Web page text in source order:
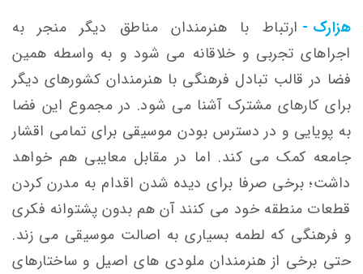
هزارک - ارتباط با هنرمندان مناطق دیگر منجر به
اجراهای تجربی و خلاقانه می شود و به واسطه همین
فضا در قالب تبادل فرهنگی با هنرمندان کشورهای دیگر
برای کارهای مشترک آشنا می شود. در مجموع این فضا
به پویایی و در دسترس بودن موسیقی برای تمامی اقشار
جامعه کمک می کند. اما در مقابل معایبی هم خواهد
داشت؛ برخی صرفا برای دیده شدن اقدام به مدرن کردن
قطعات منطقه خود می کنند آن هم بدون پشتوانه فکری
و فرهنگی که لطمه بسیاری به اصالت موسیقی می زند.
حتی برخی از هنرمندان ملودی های اصیل و ساختارهای